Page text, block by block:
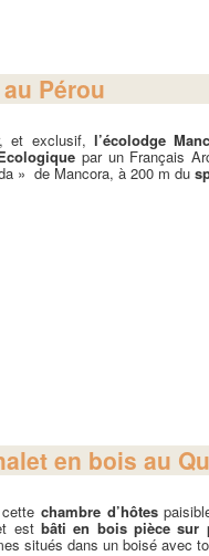
Pérou
et exclusif, l’écolodge
par un Français
» de Mancora, à 200 m du
en bois au
chambre d’hôtes
estbâti en bois pièce sur
situés dans un boisé avec